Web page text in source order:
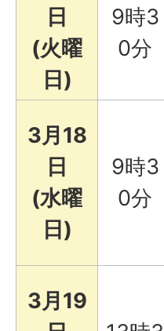
日
(火曜
日)
9時3
0分
3月18
日
(水曜
日)
9時3
0分
3月19